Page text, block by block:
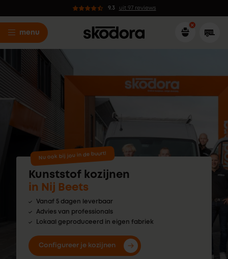
9.3 uit 97 reviews
menu
Nu ook bij jou in de buurt!
Kunststof kozijnen
in Nij Beets
Vanaf 5 dagen leverbaar
Advies van professionals
Lokaal geproduceerd in eigen fabriek
Configureer je kozijnen